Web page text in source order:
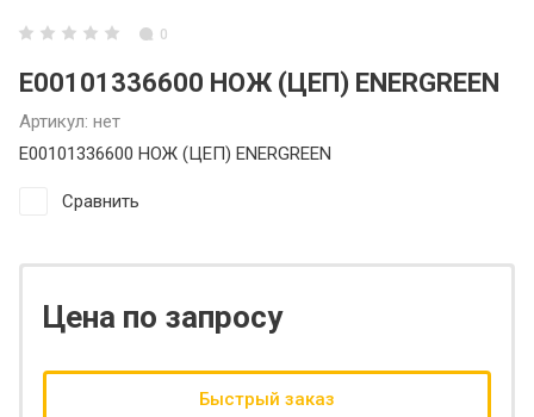
0
E00101336600 НОЖ (ЦЕП) ENERGREEN
Артикул: нет
E00101336600 НОЖ (ЦЕП) ENERGREEN
Сравнить
Цена по запросу
Быстрый заказ